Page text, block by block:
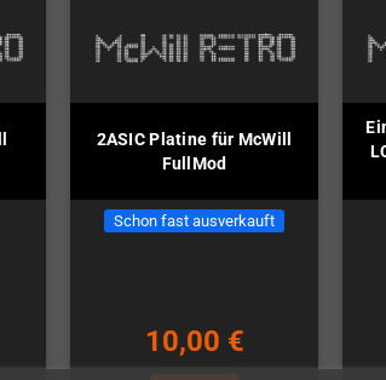
2ASIC Platine für McWill
FullMod
Schon fast ausverkauft
10,00 €